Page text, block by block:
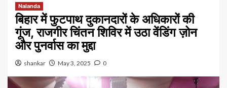
Nalanda
बिहार में फुटपाथ दुकानदारों के अधिकारों की
गूंज, राजगीर चिंतन शिविर में उठा वेंडिंग ज़ोन
और पुनर्वास का मुद्दा
shankar May 3, 2025 0